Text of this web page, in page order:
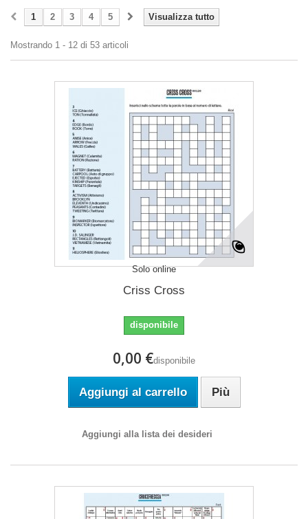
Visualizza tutto
1 2 3 4 5
Mostrando 1 - 12 di 53 articoli
Solo online
Criss Cross
disponibile
0,00 €disponibile
Aggiungi al carrello Più
Aggiungi alla lista dei desideri